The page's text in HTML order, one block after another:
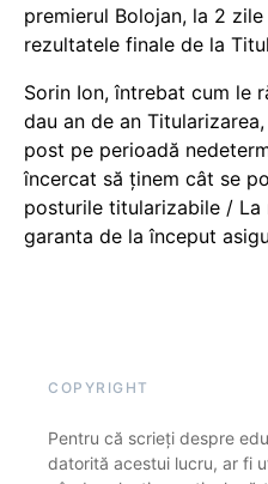
premierul Bolojan, la 2
rezultatele finale de la
Sorin Ion, întrebat cum le
dau an de an
post pe perioadă
încercat să ținem cât se
posturile titularizabile / La
garanta de la început
COPYRIGHT
Pentru că scrieți despre
datorită acestui lucru, ar fi